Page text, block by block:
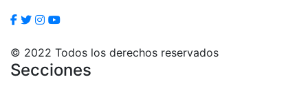
© 2022 Todos los derechos reservados
Secciones